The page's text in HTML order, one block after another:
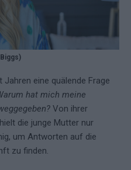
eine quälende Frage
hat mich meine
Von ihrer
die junge Mutter nur
um Antworten auf die
zu finden.